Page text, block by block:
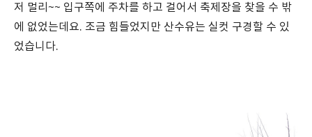
저 멀리~~ 입구쪽에 주차를 하고 걸어서 축제장을 찾을 수 밖
에 없었는데요. 조금 힘들었지만 산수유는 실컷 구경할 수 있
었습니다.